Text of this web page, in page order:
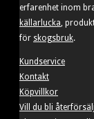
erfarenhet inom
källarlucka,
för skogsbruk.
Kundservice
Kontakt
Köpvillkor
Vill du bli